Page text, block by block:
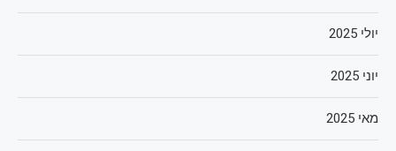
יולי 2025
יוני 2025
מאי 2025